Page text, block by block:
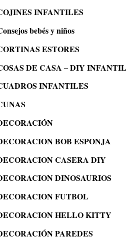
INFANTILES
bebés y niños
ESTORES
DE CASA – DIY INFANTIL
INFANTILES
BOB ESPONJA
CASERA DIY
DINOSAURIOS
FUTBOL
HELLO KITTY
PAREDES